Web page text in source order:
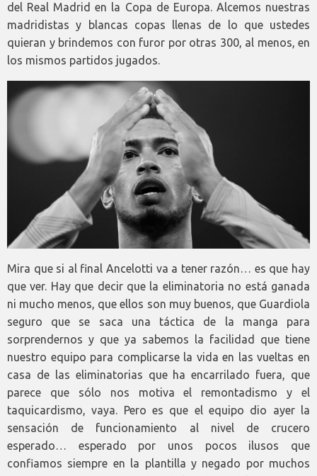
del Real Madrid en la Copa de Europa. Alcemos nuestras
madridistas y blancas copas llenas de lo que ustedes
quieran y brindemos con furor por otras 300, al menos, en
los mismos partidos jugados.
Mira que si al final Ancelotti va a tener razón… es que hay
que ver. Hay que decir que la eliminatoria no está ganada
ni mucho menos, que ellos son muy buenos, que Guardiola
seguro que se saca una táctica de la manga para
sorprendernos y que ya sabemos la facilidad que tiene
nuestro equipo para complicarse la vida en las vueltas en
casa de las eliminatorias que ha encarrilado fuera, que
parece que sólo nos motiva el remontadismo y el
taquicardismo, vaya. Pero es que el equipo dio ayer la
sensación de funcionamiento al nivel de crucero
esperado… esperado por unos pocos ilusos que
confiamos siempre en la plantilla y negado por muchos